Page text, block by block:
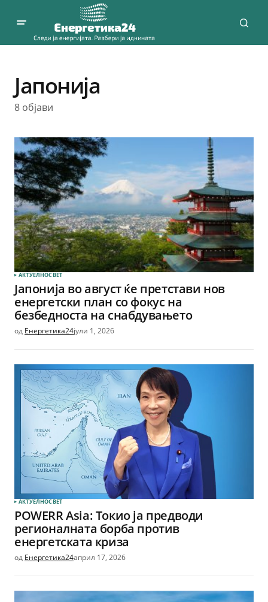
Јапонија
8 објави
АКТУЕЛНОСВЕТ
Јапонија во август ќе претстави нов
енергетски план со фокус на
безбедноста на снабдувањето
од Енергетика24јули 1, 2026
АКТУЕЛНОСВЕТ
POWERR Asia: Токио ја предводи
регионалната борба против
енергетската криза
од Енергетика24април 17, 2026